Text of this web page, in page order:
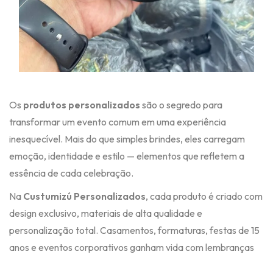
Os produtos personalizados são o segredo para
transformar um evento comum em uma experiência
inesquecível. Mais do que simples brindes, eles carregam
emoção, identidade e estilo — elementos que refletem a
essência de cada celebração.
Na Custumizú Personalizados, cada produto é criado com
design exclusivo, materiais de alta qualidade e
personalização total. Casamentos, formaturas, festas de 15
anos e eventos corporativos ganham vida com lembranças